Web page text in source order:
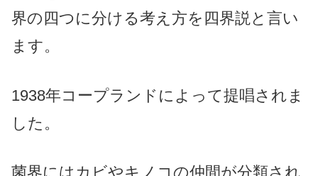
界の四つに分ける考え方を四界説と言い
ます。
1938年コープランドによって提唱されま
した。
菌界にはカビやキノコの仲間が分類され